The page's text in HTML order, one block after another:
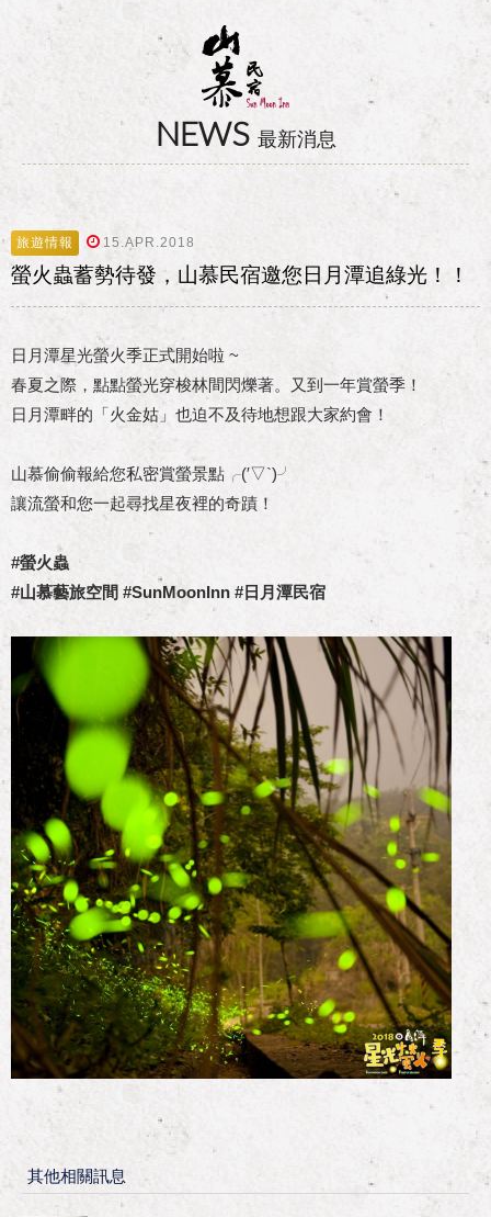
NEWS 最新消息
旅遊情報 15.APR.2018
螢火蟲蓄勢待發，山慕民宿邀您日月潭追綠光！！
日月潭星光螢火季正式開始啦 ~
春夏之際，點點螢光穿梭林間閃爍著。又到一年賞螢季！
日月潭畔的「火金姑」也迫不及待地想跟大家約會！
山慕偷偷報給您私密賞螢景點╭(′▽`)╯
讓流螢和您一起尋找星夜裡的奇蹟！
#螢火蟲
#山慕藝旅空間 #SunMoonInn #日月潭民宿
其他相關訊息